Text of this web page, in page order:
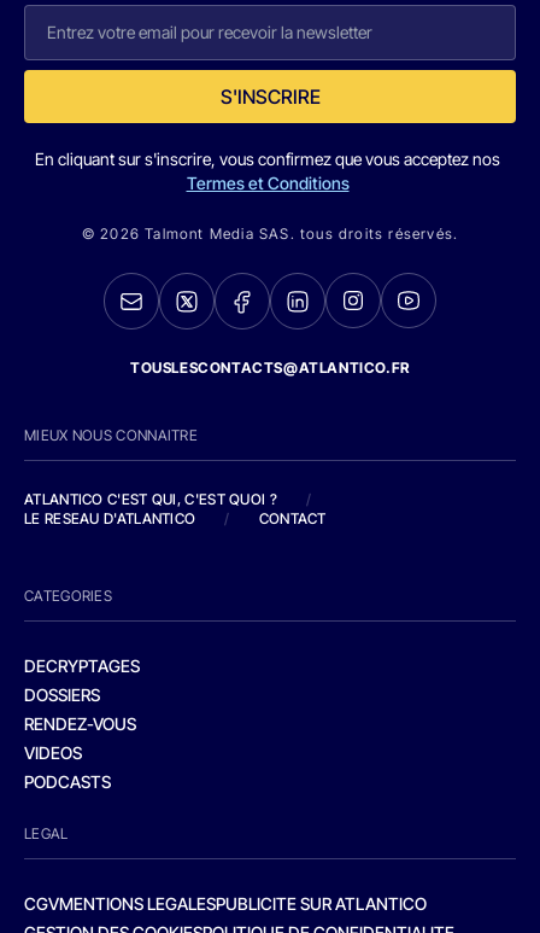
S'INSCRIRE
En cliquant sur s'inscrire, vous confirmez que vous acceptez nos
Termes et Conditions
© 2026 Talmont Media SAS. tous droits réservés.
TOUSLESCONTACTS@ATLANTICO.FR
MIEUX NOUS CONNAITRE
ATLANTICO C'EST QUI, C'EST QUOI ?
/
LE RESEAU D'ATLANTICO
/ CONTACT
CATEGORIES
DECRYPTAGES
DOSSIERS
RENDEZ-VOUS
VIDEOS
PODCASTS
LEGAL
CGVMENTIONS LEGALESPUBLICITE SUR ATLANTICO